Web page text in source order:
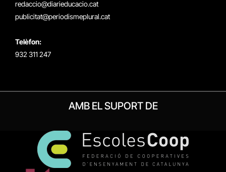
redaccio@diarieducacio.cat
publicitat@periodismeplural.cat
Telèfon:
932 311 247
AMB EL SUPORT DE